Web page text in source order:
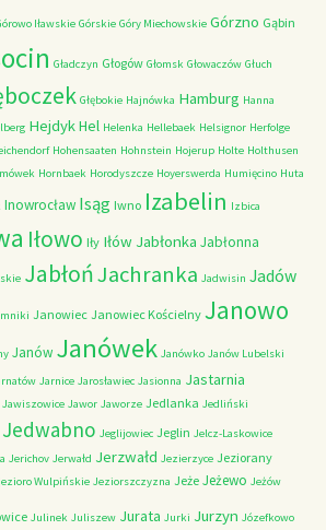
Iławskie Górskie Góry Miechowskie Górzno Gąbin
Gładczyn Głogów Głomsk Głowaczów Głuch
Głębokie Hajnówka Hamburg Hanna
HejdykHel Helenka Hellebaek Helsignor Herfolge
Hohensaaten Hohnstein Hojerup Holte Holthusen
Hornbaek Horodyszcze Hoyerswerda Humięcino Huta
Inowrocław Isąg Iwno Izabelin Izbica
Iłowo Iły Iłów Jabłonka Jabłonna
JabłońJachranka Jadwisin Jadów
Janowiec Janowiec Kościelny Janowo
Janów Janówek Janówko Janów Lubelski
Jarnice Jarosławiec Jasionna Jastarnia
Jawiszowice Jawor Jaworze Jedlanka Jedliński
Jedwabno Jeglijowiec Jeglin Jelcz-Laskowice
Jerichov Jerwałd Jerzwałd Jezierzyce Jeziorany
Wulpińskie Jeziorszczyzna Jeże Jeżewo Jeżów
Julinek Juliszew Jurata Jurki Jurzyn Józefkowo